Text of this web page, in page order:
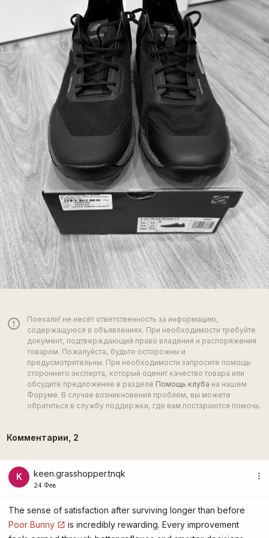
error_outline
Поехали! не несёт ответственность за информацию,
содержащуюся в объявлениях. При необходимости требуйте
документ, подтверждающий право владения и распоряжения
товаром. Пожалуйста, будьте осторожны и
предусмотрительны. При необходимости запросите помощь
стороннего эксперта, который оценит качество товара или
обсудите предложение в разделе Помощь клуба на нашем
Форуме. В случае возникновения проблем, вы можете
обратиться в службу поддержки, где вам постараются помочь.
Комментарии, 2
K keen.grasshopper.tnqk
24 Фев
more_vert
The sense of satisfaction after surviving longer than before
Poor Bunny
is incredibly rewarding. Every improvement